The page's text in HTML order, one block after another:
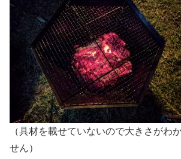
（具材を載せていないので大きさがわ
せん）